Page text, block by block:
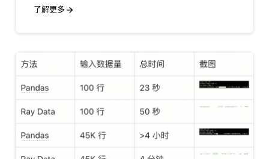
了解更多